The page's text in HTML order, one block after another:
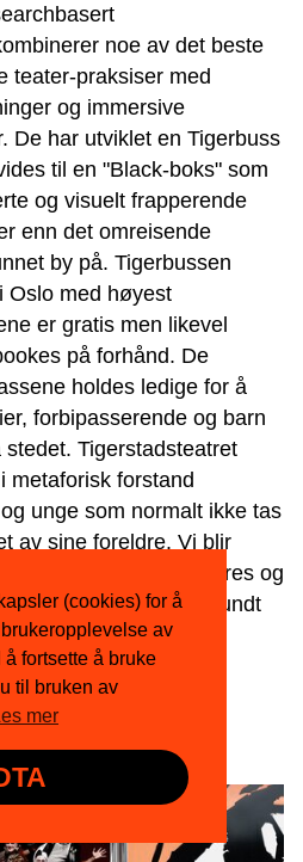
(cookies) for å
av
fortsette å bruke
til bruken av
mer
noe av det beste
teater-praksiser med
og immersive
De har utviklet en Tigerbuss
til en "Black-boks" som
og visuelt frapperende
enn det omreisende
by på. Tigerbussen
Oslo med høyest
er gratis men likevel
på forhånd. De
holdes ledige for å
forbipasserende og barn
Tigerstadsteatret
metaforisk forstand
unge som normalt ikke tas
av sine foreldre. Vi blir
konseptet kopieres og
teaterbusser for barn rundt